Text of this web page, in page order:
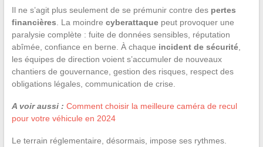
Il ne s’agit plus seulement de se prémunir contre des pertes
financières . La moindre cyberattaquepeut provoquer une
paralysie complète : fuite de données sensibles, réputation
abîmée, confiance en berne. À chaque incident de sécurité,
les équipes de direction voient s’accumuler de nouveaux
chantiers de gouvernance, gestion des risques, respect des
obligations légales, communication de crise.
A voir aussi : Comment choisir la meilleure caméra de recul
pour votre véhicule en 2024
Le terrain réglementaire, désormais, impose ses rythmes.